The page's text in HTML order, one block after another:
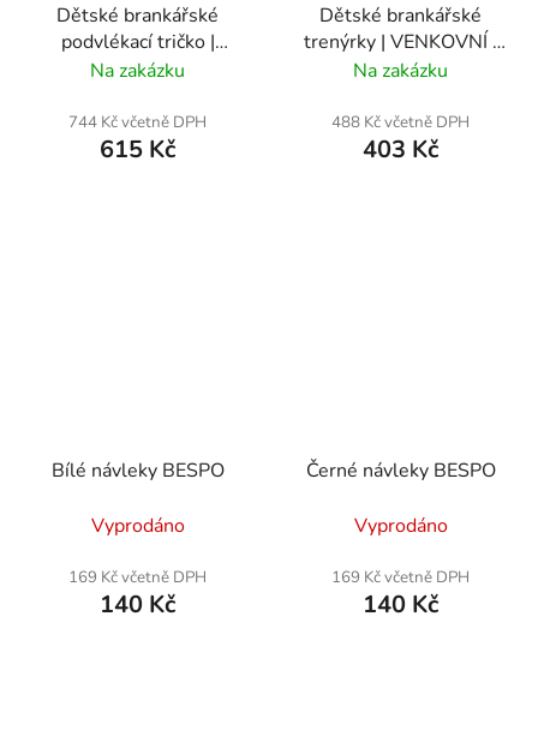
Dětské brankářské
podvlékací tričko |
VENKOVNÍ | Loko
Na zakázku
744 Kč včetně DPH
615 Kč
Dětské brankářské
trenýrky | VENKOVNÍ |
Loko Vltavín
Na zakázku
488 Kč včetně DPH
403 Kč
Bílé návleky BESPO
Vyprodáno
169 Kč včetně DPH
140 Kč
Černé návleky BESPO
Vyprodáno
169 Kč včetně DPH
140 Kč